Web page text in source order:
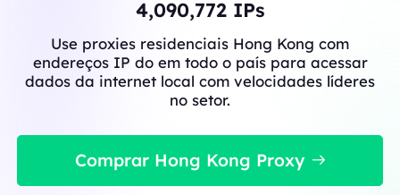
4,090,772IPs
Use proxies residenciais Hong Kong com
endereços IP do em todo o país para acessar
dados da internet local com velocidades líderes
no setor.
Comprar Hong Kong Proxy